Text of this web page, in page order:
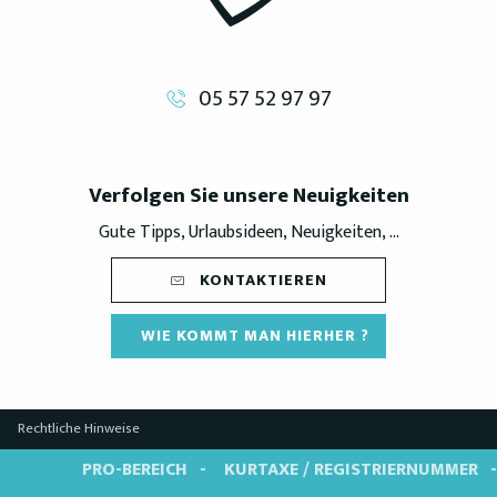
05 57 52 97 97
Verfolgen Sie unsere Neuigkeiten
Gute Tipps, Urlaubsideen, Neuigkeiten, ...
KONTAKTIEREN
WIE KOMMT MAN HIERHER ?
Rechtliche Hinweise
PRO-BEREICH KURTAXE / REGISTRIERNUMMER